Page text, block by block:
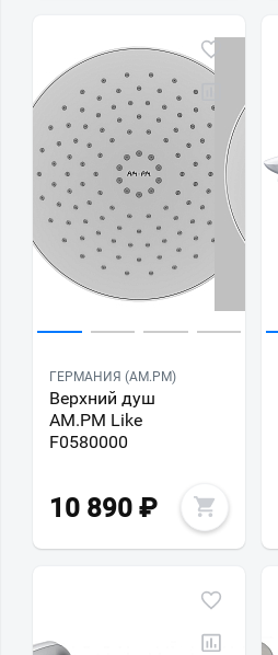
ГЕРМАНИЯ (AM.PM)
Верхний душ
AM.PM Like
F0580000
10 890 ₽